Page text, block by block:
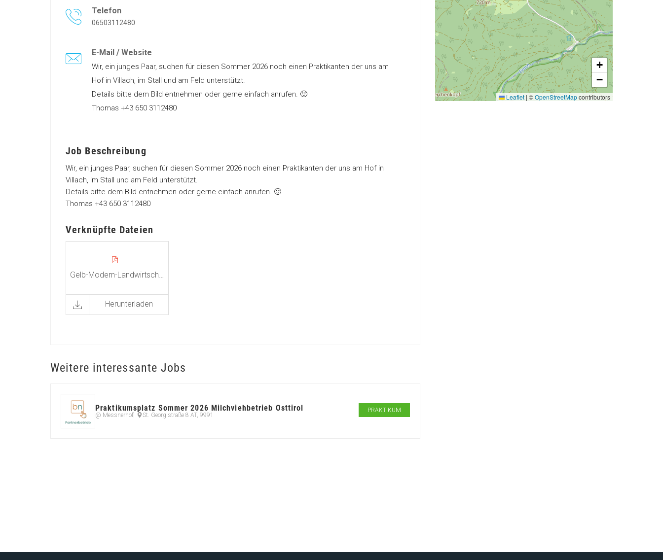
Telefon
06503112480
E-Mail / Website
Wir, ein junges Paar, suchen für diesen Sommer 2026 noch einen Praktikanten der uns am
Hof in Villach, im Stall und am Feld unterstützt.
Details bitte dem Bild entnehmen oder gerne einfach anrufen. 🙂
Thomas +43 650 3112480
Job Beschreibung
Wir, ein junges Paar, suchen für diesen Sommer 2026 noch einen Praktikanten der uns am Hof in
Villach, im Stall und am Feld unterstützt.
Details bitte dem Bild entnehmen oder gerne einfach anrufen. 🙂
Thomas +43 650 3112480
Verknüpfte Dateien
Gelb-Modern-Landwirtschaftsdienst-Instagram-Post.pdf
Herunterladen
Weitere interessante Jobs
Praktikumsplatz Sommer 2026 Milchviehbetrieb Osttirol
@ Messnerhof St. Georg straße 8 AT, 9991
PRAKTIKUM
+
−
Leaflet | ©OpenStreetMapcontributors